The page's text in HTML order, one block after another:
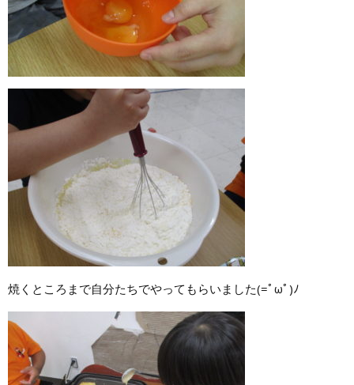
焼くところまで自分たちでやってもらいました(=ﾟωﾟ)ﾉ